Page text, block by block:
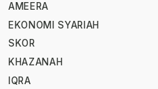
AMEERA
EKONOMI SYARIAH
SKOR
KHAZANAH
IQRA